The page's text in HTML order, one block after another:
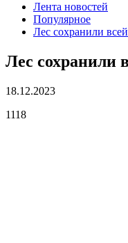
Лента новостей
Популярное
Лес сохранили
Лес сохранили
18.12.2023
1118